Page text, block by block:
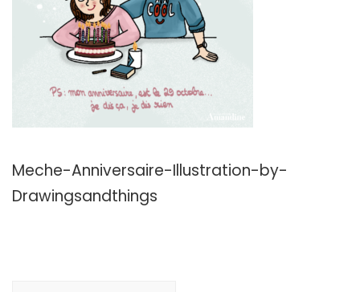
Meche-Anniversaire-Illustration-by-
Drawingsandthings